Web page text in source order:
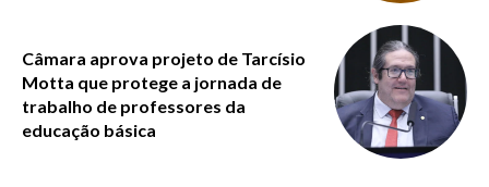
Câmara aprova projeto de Tarcísio
Motta que protege a jornada de
trabalho de professores da
educação básica